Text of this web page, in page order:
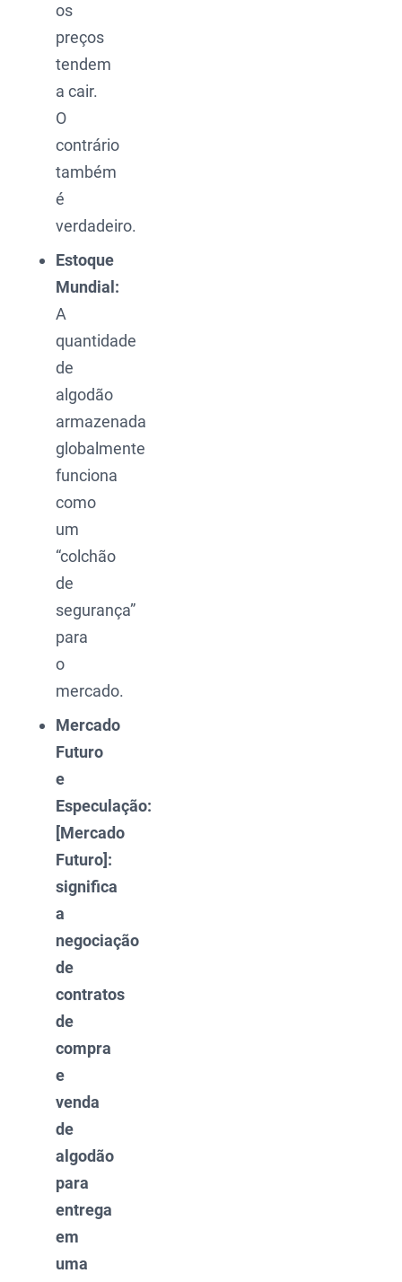
os
preços
tendem
a cair.
O
contrário
também
é
verdadeiro.
Estoque
Mundial:
A
quantidade
de
algodão
armazenada
globalmente
funciona
como
um
“colchão
de
segurança”
para
o
mercado.
Mercado
Futuro
e
Especulação:
[Mercado
Futuro]:
significa
a
negociação
de
contratos
de
compra
e
venda
de
algodão
para
entrega
em
uma